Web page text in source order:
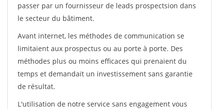
passer par un fournisseur de leads prospectsion dans
le secteur du bâtiment.
Avant internet, les méthodes de communication se
limitaient aux prospectus ou au porte à porte. Des
méthodes plus ou moins efficaces qui prenaient du
temps et demandait un investissement sans garantie
de résultat.
L'utilisation de notre service sans engagement vous